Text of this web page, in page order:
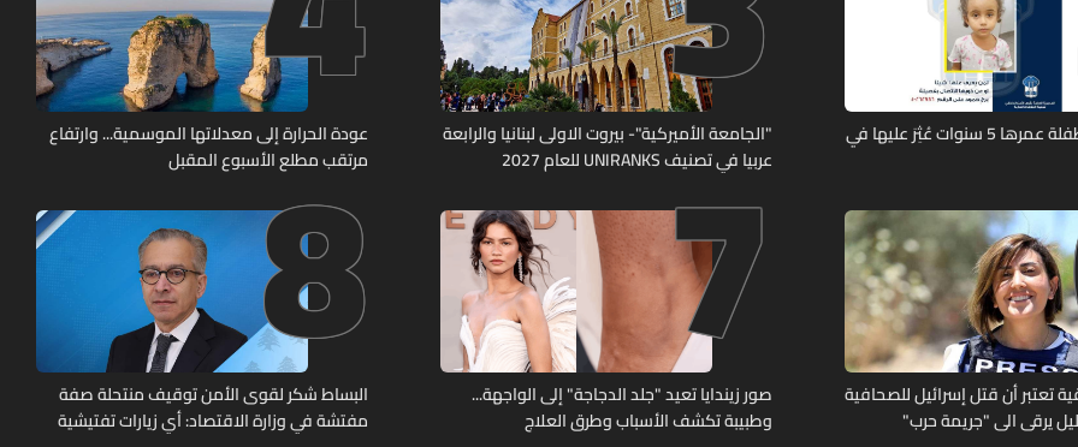
تعميم صورة طفلة عمرها 5 سنوات عُثِرَ عليها في
"الجامعة الأميركية"- بيروت الاولى لبنانيا والرابعة
عربيا في تصنيف UNIRANKS للعام 2027
عودة الحرارة إلى معدلاتها الموسمية... وارتفاع
مرتقب مطلع الأسبوع المقبل
تعتبر أن قتل إسرائيل للصحافية
يرقى الى "جريمة حرب"
7
صور زيندايا تعيد "جلد الدجاجة" إلى الواجهة...
وطبيبة تكشف الأسباب وطرق العلاج
8
البساط شكر لقوى الأمن توقيف منتحلة صفة
مفتشة في وزارة الاقتصاد: أي زيارات تفتيشية